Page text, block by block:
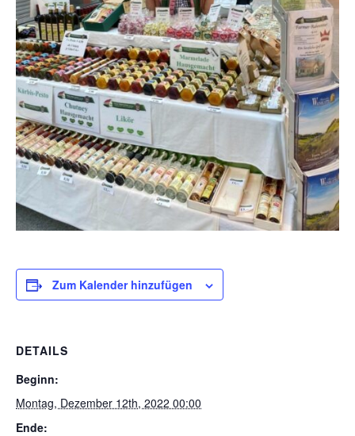
Zum Kalender hinzufügen
DETAILS
Beginn:
Montag, Dezember 12th, 2022 00:00
Ende: